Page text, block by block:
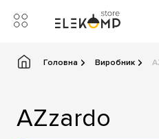
Головна Виробник
AZzardo